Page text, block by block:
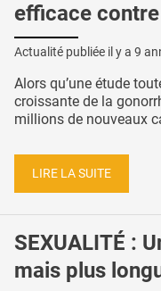
efficace
Actualité publiée il y a 9
Alors qu’une étude
croissante de la
millions de nouveaux
LIRE LA SUITE
SEXUALITÉ :
mais plus